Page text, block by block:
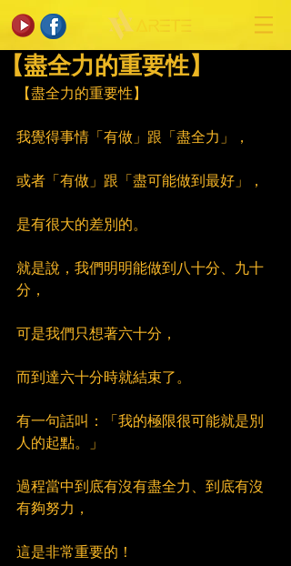
【盡全力的重要性】
【盡全力的重要性】
我覺得事情「有做」跟「盡全力」，
或者「有做」跟「盡可能做到最好」，
是有很大的差別的。
就是說，我們明明能做到八十分、九十
分，
可是我們只想著六十分，
而到達六十分時就結束了。
有一句話叫：「我的極限很可能就是別
人的起點。」
過程當中到底有沒有盡全力、到底有沒
有夠努力，
這是非常重要的！